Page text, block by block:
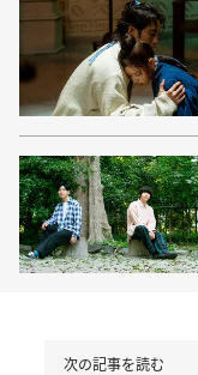
次の記事を読む